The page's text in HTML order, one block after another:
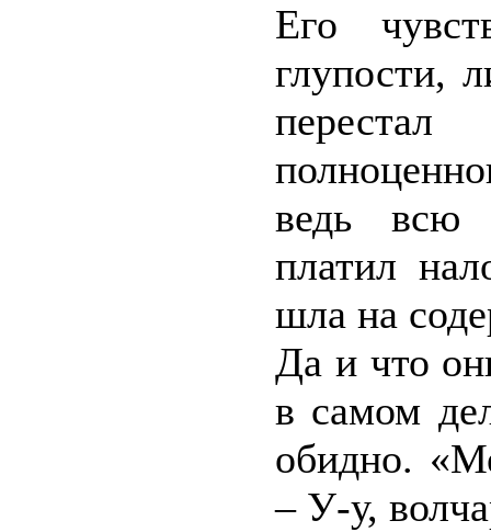
Его
глупости,
ведь всю
платил
шла на
Да и что
в самом
обидно.
– У-у,